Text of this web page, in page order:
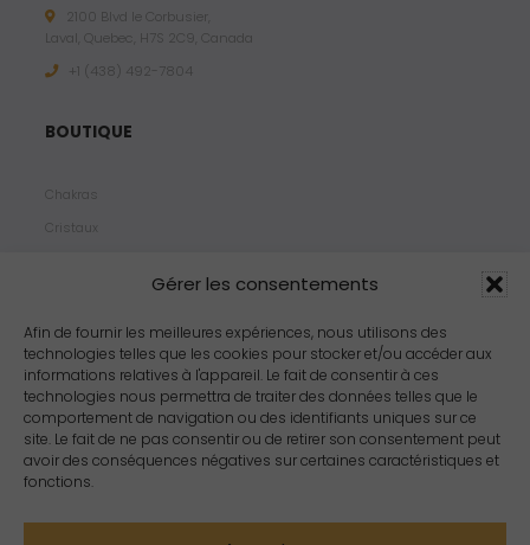
Gérer les consentements
Afin de fournir les meilleures expériences, nous utilisons des
technologies telles que les cookies pour stocker et/ou accéder aux
informations relatives à l'appareil. Le fait de consentir à ces
technologies nous permettra de traiter des données telles que le
comportement de navigation ou des identifiants uniques sur ce
site. Le fait de ne pas consentir ou de retirer son consentement peut
avoir des conséquences négatives sur certaines caractéristiques et
fonctions.
2100 Blvd le Corbusier,
Laval, Quebec, H7S 2C9, Canada
+1 ‪(438) 492-7804‬
BOUTIQUE
Chakras
Cristaux
Propriétés
Arômes
Zodiacs